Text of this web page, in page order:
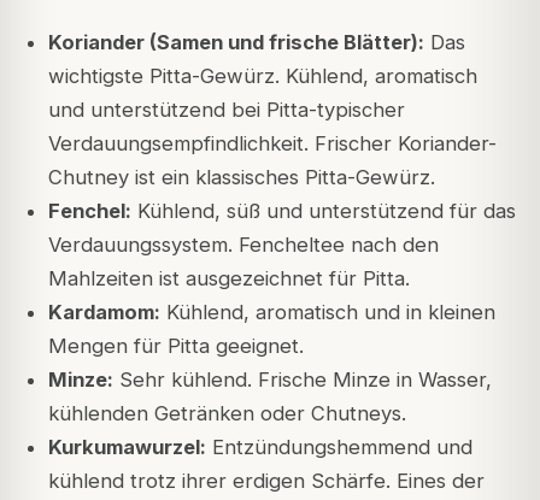
Koriander (Samen und frische Blätter): Das
wichtigste Pitta-Gewürz. Kühlend, aromatisch
und unterstützend bei Pitta-typischer
Verdauungsempfindlichkeit. Frischer Koriander-
Chutney ist ein klassisches Pitta-Gewürz.
Fenchel: Kühlend, süß und unterstützend für das
Verdauungssystem. Fencheltee nach den
Mahlzeiten ist ausgezeichnet für Pitta.
Kardamom: Kühlend, aromatisch und in kleinen
Mengen für Pitta geeignet.
Minze: Sehr kühlend. Frische Minze in Wasser,
kühlenden Getränken oder Chutneys.
Kurkumawurzel: Entzündungshemmend und
kühlend trotz ihrer erdigen Schärfe. Eines der